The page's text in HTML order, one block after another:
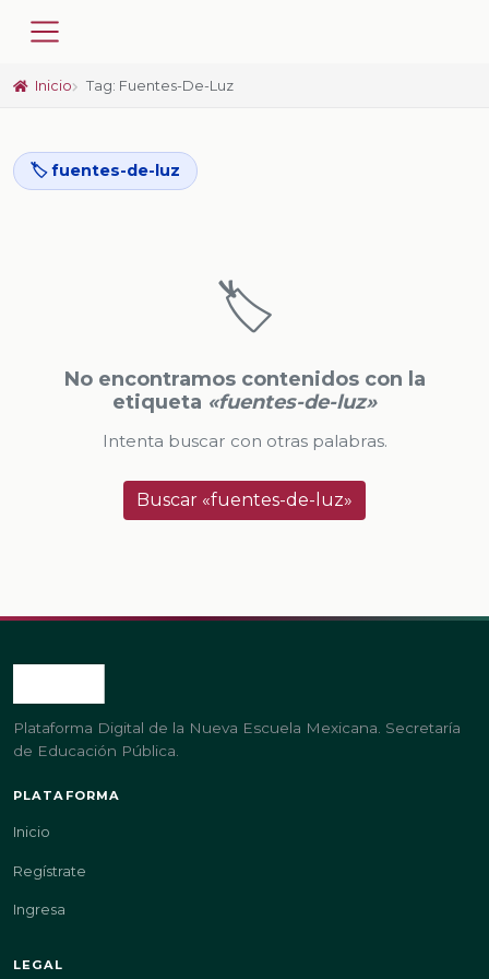
Inicio Tag: Fuentes-De-Luz
🏷️ fuentes-de-luz
🏷️
No encontramos contenidos con la
etiqueta «fuentes-de-luz»
Intenta buscar con otras palabras.
Buscar «fuentes-de-luz»
Plataforma Digital de la Nueva Escuela Mexicana. Secretaría
de Educación Pública.
PLATAFORMA
Inicio
Regístrate
Ingresa
LEGAL